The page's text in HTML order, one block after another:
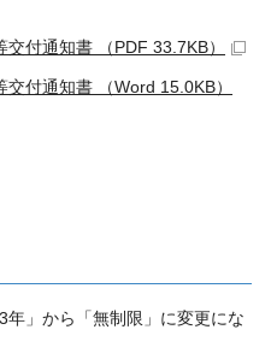
交付通知書 （PDF 33.7KB）
交付通知書 （Word 15.0KB）
」から「無制限」に変更にな